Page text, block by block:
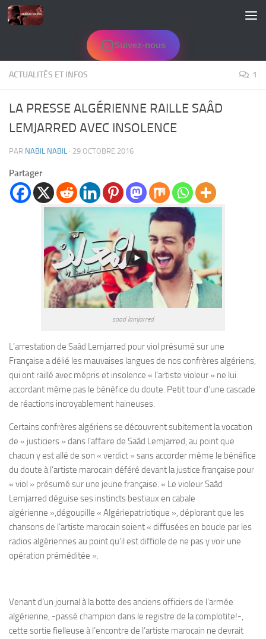
Skip to content
Suivez-nous
ACTUALITÉS ET INFOS 1
LA PRESSE ALGÉRIENNE RAILLE SAÂD
LEMJARRED AVEC INSOLENCE
PAR NABIL NABIL · 29 OCTOBRE 2016
Partager
saad lamjarred
L’arrestation de Saâd Lemjarred pour viol présumé sur une
Française a délié les mauvaises langues de nos confrères algériens,
qui ont raillé avec mépris et insolence « l’artiste violeur » ne lui
accordant même pas le bénéfice du doute. Petit tour d’une cascade
de réactions incroyablement haineuses.
Certains confrères algériens se découvrent subitement la vocation
de « justiciers » dans l’affaire de Saâd Lemjarred, au point que
chacun y est allé de son « verdict » sans accorder même le bénéfice
du doute à l’artiste marocain déféré devant la justice française pour
« viol » présumé sur une jeune française. « Le violeur Saâd
Lemjarred déguise ses instincts bestiaux en cabale
algérienne »,dégoupille « Algériepatriotique », déplorant que les
chansons de l’artiste marocain soient « diffusées en boucle par les
radios algériennes au point qu’il est difficile de ne pas y voir une
opération préméditée ».
Venant d’un journal à la botte des anciens officiers de l’armée
algérienne, -passé champion dans le registre de la complotite!-,
cette sortie fielleuse à l’encontre de l’artiste marocain ne devrait